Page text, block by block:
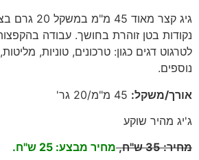
גיג קצר מאוד
נקודות בטן זוהרת בחושך. עבודה בהקפצות
לטרגוט דגים כגון: טרכונים, טוניות,
נוספים.
אורך/משקל:
ג'יג מהיר שוקע
מחיר:
35 ש"ח,מחיר מבצע: 25 ש"ח.